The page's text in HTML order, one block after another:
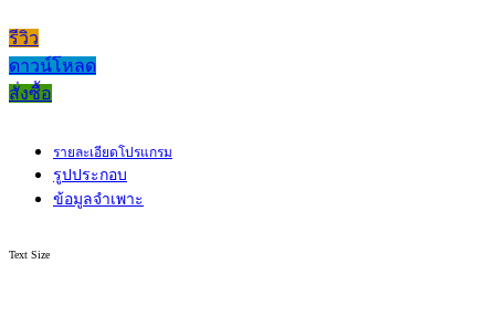
รีวิว
ดาวน์โหลด
สั่งซื้อ
รายละเอียดโปรแกรม
รูปประกอบ
ข้อมูลจำเพาะ
Text Size